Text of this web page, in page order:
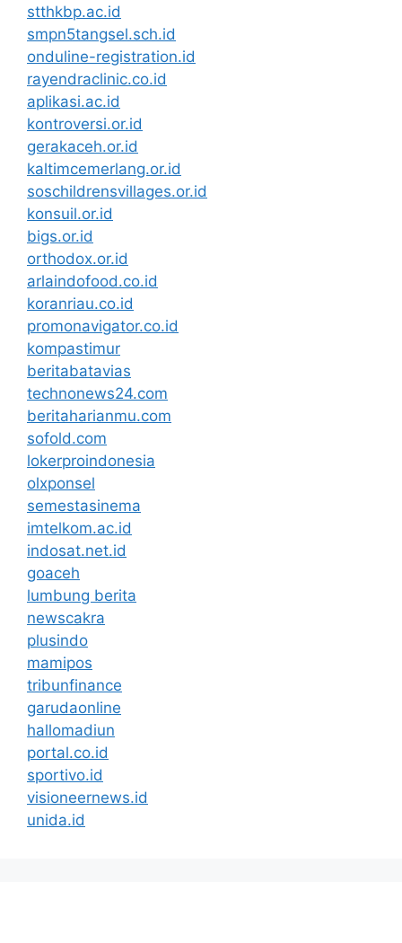
stthkbp.ac.id
smpn5tangsel.sch.id
onduline-registration.id
rayendraclinic.co.id
aplikasi.ac.id
kontroversi.or.id
gerakaceh.or.id
kaltimcemerlang.or.id
soschildrensvillages.or.id
konsuil.or.id
bigs.or.id
orthodox.or.id
arlaindofood.co.id
koranriau.co.id
promonavigator.co.id
kompastimur
beritabatavias
technonews24.com
beritaharianmu.com
sofold.com
lokerproindonesia
olxponsel
semestasinema
imtelkom.ac.id
indosat.net.id
goaceh
lumbung berita
newscakra
plusindo
mamipos
tribunfinance
garudaonline
hallomadiun
portal.co.id
sportivo.id
visioneernews.id
unida.id